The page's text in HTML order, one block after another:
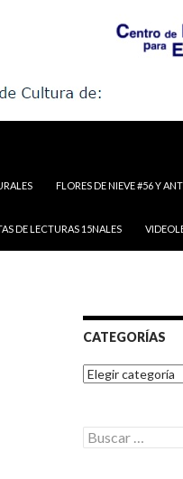
FLORES DE NIEVE #56 Y
DE LECTURAS 15NALES
CATEGORÍAS
Categorías
Buscar: